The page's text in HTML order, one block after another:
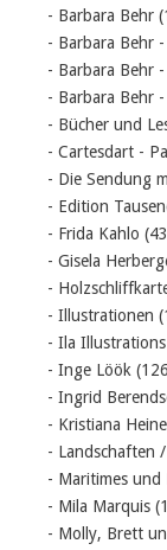
- Barbara Behr
- Barbara Behr
- Barbara Behr
- Barbara Behr
- Bücher und
- Cartesdart -
- Die Sendung
- Edition
- Frida Kahlo
- Gisela
-
- Illustrationen
- Ila Illustrations
- Inge Löök
- Ingrid
- Kristiana
- Landschaften
- Maritimes und
- Mila Marquis
- Molly, Brett